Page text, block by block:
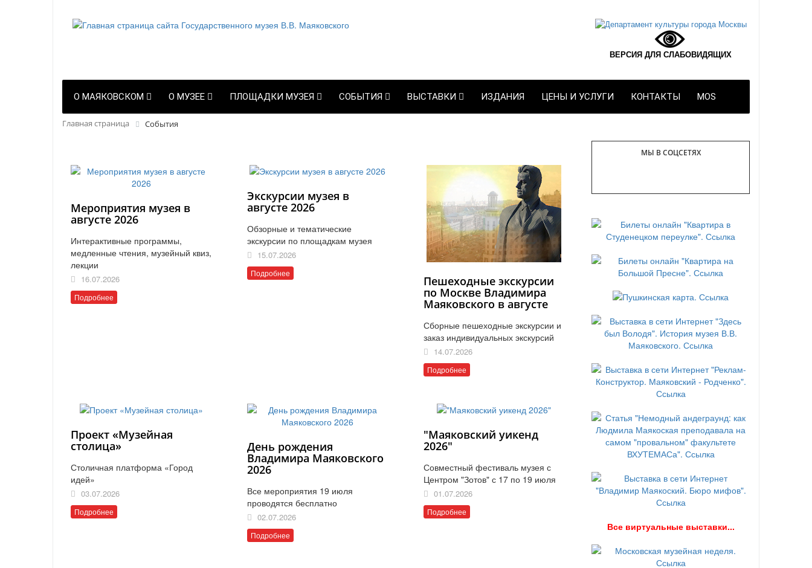
ВЕРСИЯ ДЛЯ СЛАБОВИДЯЩИХ
О МАЯКОВСКОМ О МУЗЕЕ ПЛОЩАДКИ МУЗЕЯ СОБЫТИЯ ВЫСТАВКИ ИЗДАНИЯ ЦЕНЫ И УСЛУГИ КОНТАКТЫ MOS
Главная страница События
Мероприятия музея в
августе 2026
Интерактивные программы,
медленные чтения, музейный квиз,
лекции
16.07.2026
Подробнее
Экскурсии музея в
августе 2026
Обзорные и тематические
экскурсии по площадкам музея
15.07.2026
Подробнее
Пешеходные экскурсии
по Москве Владимира
Маяковского в августе
Сборные пешеходные экскурсии и
заказ индивидуальных экскурсий
14.07.2026
Подробнее
Проект «Музейная
столица»
Столичная платформа «Город
идей»
03.07.2026
Подробнее
День рождения
Владимира Маяковского
2026
Все мероприятия 19 июля
проводятся бесплатно
02.07.2026
Подробнее
"Маяковский уикенд
2026"
Совместный фестиваль музея с
Центром "Зотов" с 17 по 19 июля
01.07.2026
Подробнее
МЫ В СОЦСЕТЯХ
Все виртуальные выставки...